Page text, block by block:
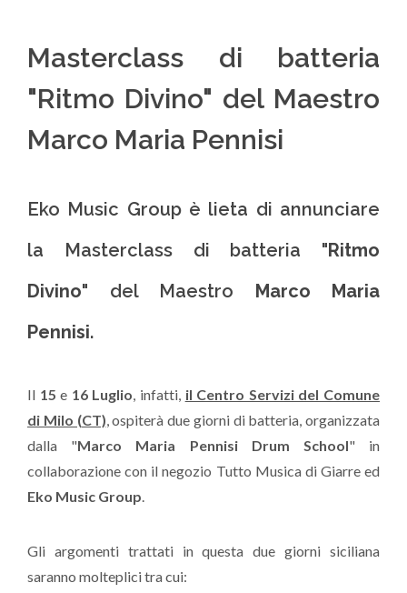
Masterclass di batteria
"Ritmo Divino" del Maestro
Marco Maria Pennisi
Eko Music Group è lieta di annunciare
la Masterclass di batteria "Ritmo
Divino" del Maestro Marco Maria
Pennisi.
Il 15 e 16 Luglio, infatti, il Centro Servizi del Comune
di Milo (CT), ospiterà due giorni di batteria, organizzata
dalla "Marco Maria Pennisi Drum School" in
collaborazione con il negozio Tutto Musica di Giarre ed
Eko Music Group.
Gli argomenti trattati in questa due giorni siciliana
saranno molteplici tra cui: